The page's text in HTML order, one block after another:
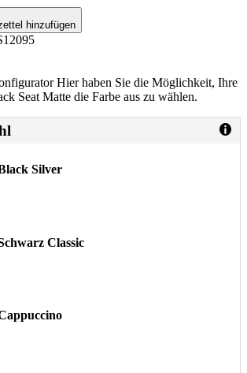
hinzufügen
Hier haben Sie die Möglichkeit, Ihre
Seat Matte die Farbe aus zu wählen.
Silver
Classic